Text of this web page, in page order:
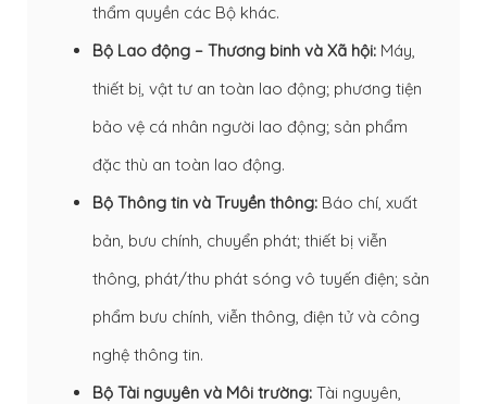
thẩm quyền các Bộ khác.
Bộ Lao động – Thương binh và Xã hội: Máy,
thiết bị, vật tư an toàn lao động; phương tiện
bảo vệ cá nhân người lao động; sản phẩm
đặc thù an toàn lao động.
Bộ Thông tin và Truyền thông: Báo chí, xuất
bản, bưu chính, chuyển phát; thiết bị viễn
thông, phát/thu phát sóng vô tuyến điện; sản
phẩm bưu chính, viễn thông, điện tử và công
nghệ thông tin.
Bộ Tài nguyên và Môi trường: Tài nguyên,